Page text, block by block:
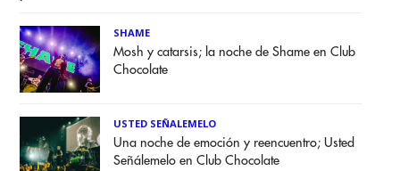
SHAME
Mosh y catarsis; la noche de Shame en Club
Chocolate
USTED SEÑALEMELO
Una noche de emoción y reencuentro; Usted
Señálemelo en Club Chocolate